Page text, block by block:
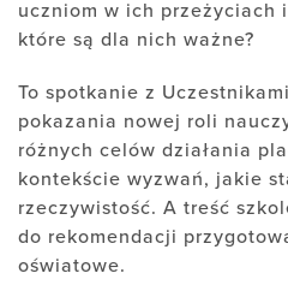
uczniom w ich przeżyciach
które są dla nich ważne?
To spotkanie z
pokazania nowej roli
różnych celów działania
kontekście wyzwań, jakie
rzeczywistość. A treść
do rekomendacji
oświatowe.